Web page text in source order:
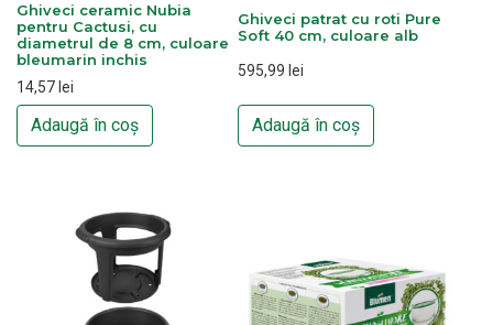
Ghiveci ceramic Nubia
pentru Cactusi, cu
diametrul de 8 cm, culoare
bleumarin inchis
14,57 lei
Adaugă în coș
Ghiveci patrat cu roti Pure
Soft 40 cm, culoare alb
595,99 lei
Adaugă în coș